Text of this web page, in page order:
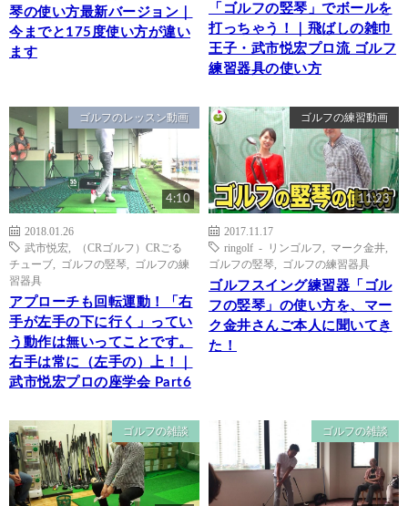
琴の使い方最新バージョン｜
今までと175度使い方が違い
ます
「ゴルフの竪琴」でボールを
打っちゃう！｜飛ばしの雑巾
王子・武市悦宏プロ流 ゴルフ
練習器具の使い方
ゴルフのレッスン動画
4:10
2018.01.26
武市悦宏
（CRゴルフ）CRごる
チューブ
ゴルフの竪琴
ゴルフの練
習器具
アプローチも回転運動！「右
手が左手の下に行く」ってい
う動作は無いってことです。
右手は常に（左手の）上！｜
武市悦宏プロの座学会 Part6
ゴルフの練習動画
11:23
2017.11.17
ringolf - リンゴルフ
マーク金井
ゴルフの竪琴
ゴルフの練習器具
ゴルフスイング練習器「ゴル
フの竪琴」の使い方を、マー
ク金井さんご本人に聞いてき
た！
ゴルフの雑談 ゴルフの雑談